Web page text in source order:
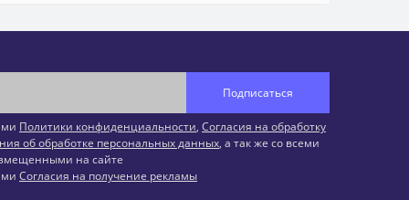
Подписаться
Политики конфиденциальности, Согласия на обработку
об обработке персональных данных, а так же со всеми
на сайте
Согласия на получение рекламы